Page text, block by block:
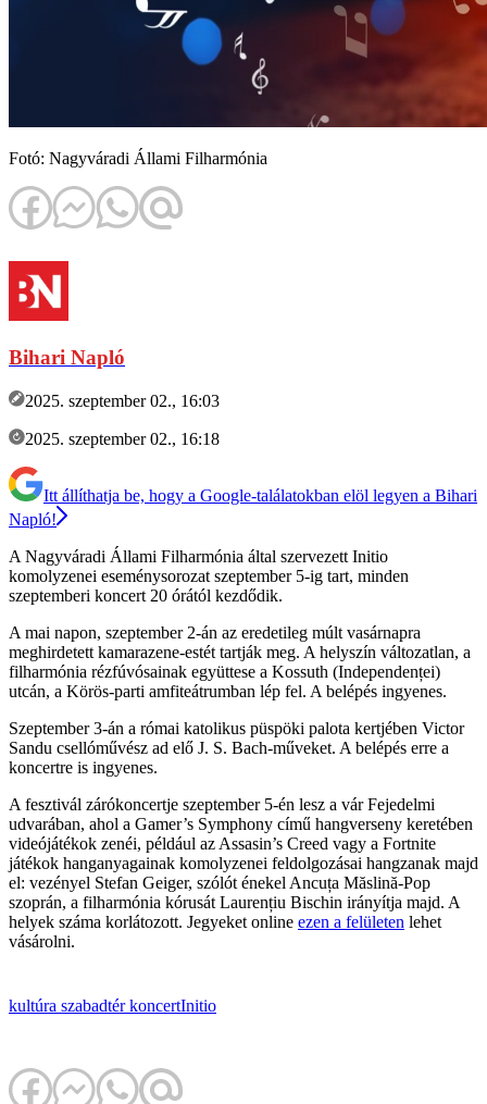
Fotó: Nagyváradi Állami Filharmónia
Bihari Napló
2025. szeptember 02., 16:03
2025. szeptember 02., 16:18
Itt állíthatja be, hogy a Google-találatokban elöl legyen a Bihari
Napló!
A Nagyváradi Állami Filharmónia által szervezett Initio
komolyzenei eseménysorozat szeptember 5-ig tart, minden
szeptemberi koncert 20 órától kezdődik.
A mai napon, szeptember 2-án az eredetileg múlt vasárnapra
meghirdetett kamarazene-estét tartják meg. A helyszín változatlan, a
filharmónia rézfúvósainak együttese a Kossuth (Independenței)
utcán, a Körös-parti amfiteátrumban lép fel. A belépés ingyenes.
Szeptember 3-án a római katolikus püspöki palota kertjében Victor
Sandu csellóművész ad elő J. S. Bach-műveket. A belépés erre a
koncertre is ingyenes.
A fesztivál zárókoncertje szeptember 5-én lesz a vár Fejedelmi
udvarában, ahol a Gamer’s Symphony című hangverseny keretében
videójátékok zenéi, például az Assasin’s Creed vagy a Fortnite
játékok hanganyagainak komolyzenei feldolgozásai hangzanak majd
el: vezényel Stefan Geiger, szólót énekel Ancuța Măslină-Pop
szoprán, a filharmónia kórusát Laurențiu Bischin irányítja majd. A
helyek száma korlátozott. Jegyeket online ezen a felületen lehet
vásárolni.
kultúra szabadtérkoncertInitio